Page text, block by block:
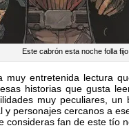
Este cabrón esta noche folla fijo
muy entretenida lectura
historias que gusta
muy peculiares,
personajes cercanos a
consideras fan de este tío